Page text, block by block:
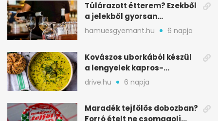
Túlárazott étterem? Ezekből
a jelekből gyorsan
észreveheted
hamuesgyemant.hu 6 napja
Kovászos uborkából készül
a lengyelek kapros-
savanykás levese
drive.hu 6 napja
Maradék tejfölös dobozban?
Forró ételt ne csomagolj